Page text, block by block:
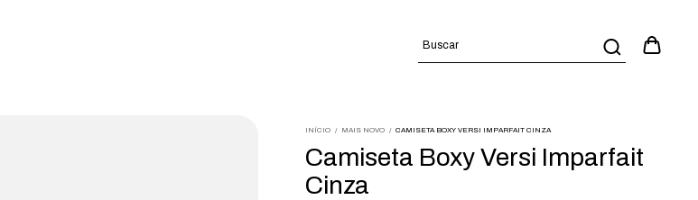
INÍCIO / MAIS NOVO / CAMISETA BOXY VERSI IMPARFAIT CINZA
Camiseta Boxy Versi Imparfait
Cinza